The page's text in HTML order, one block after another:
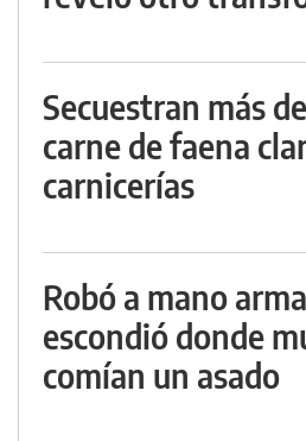
Secuestran más
carne de faena
carnicerías
Robó a mano
escondió donde
comían un asado